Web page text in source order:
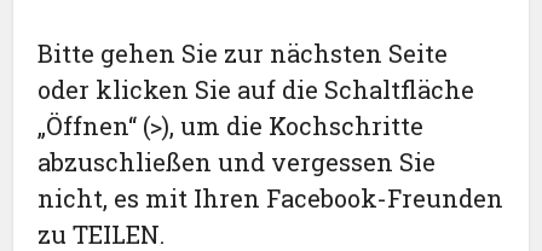
Bitte gehen Sie zur nächsten Seite
oder klicken Sie auf die Schaltfläche
„Öffnen“ (>), um die Kochschritte
abzuschließen und vergessen Sie
nicht, es mit Ihren Facebook-Freunden
zu TEILEN.